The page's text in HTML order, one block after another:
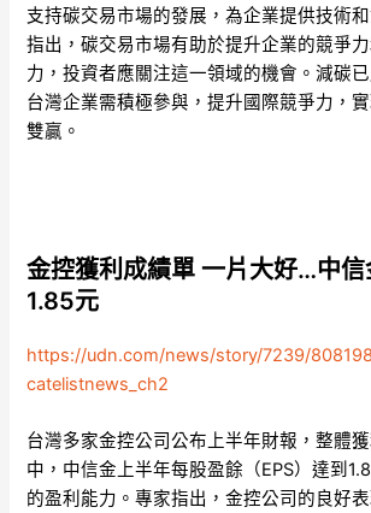
支持碳交易市場的發展，為企業提供技術
指出，碳交易市場有助於提升企業的競爭
力，投資者應關注這一領域的機會。減碳
台灣企業需積極參與，提升國際競爭力，
雙贏。
金控獲利成績單 一片大好…中信
1.85元
https://udn.com/news/story/7239/
catelistnews_ch2
台灣多家金控公司公布上半年財報，整體
中，中信金上半年每股盈餘（EPS）達到
的盈利能力。專家指出，金控公司的良好